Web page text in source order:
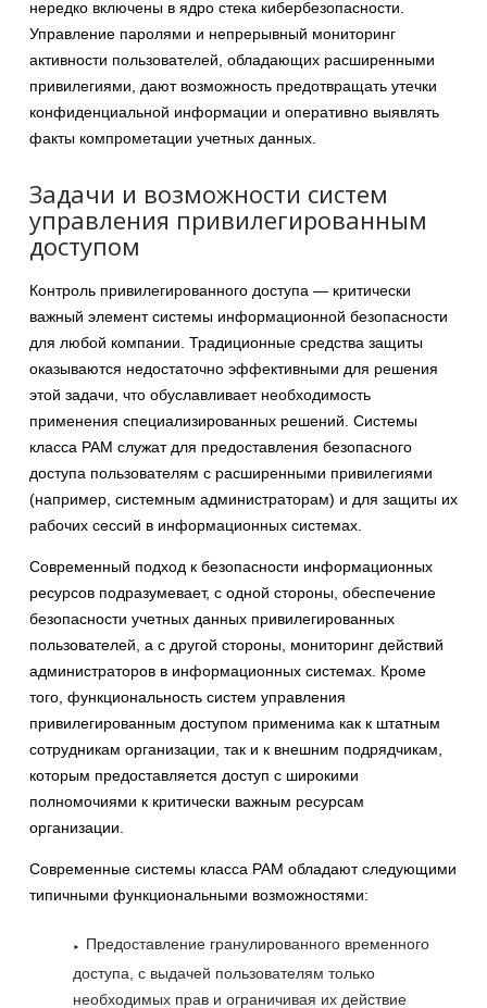
нередко включены в ядро стека кибербезопасности.
Управление паролями и непрерывный мониторинг
активности пользователей, обладающих расширенными
привилегиями, дают возможность предотвращать утечки
конфиденциальной информации и оперативно выявлять
факты компрометации учетных данных.
Задачи и возможности систем
управления привилегированным
доступом
Контроль привилегированного доступа — критически
важный элемент системы информационной безопасности
для любой компании. Традиционные средства защиты
оказываются недостаточно эффективными для решения
этой задачи, что обуславливает необходимость
применения специализированных решений. Системы
класса PAM служат для предоставления безопасного
доступа пользователям с расширенными привилегиями
(например, системным администраторам) и для защиты их
рабочих сессий в информационных системах.
Современный подход к безопасности информационных
ресурсов подразумевает, с одной стороны, обеспечение
безопасности учетных данных привилегированных
пользователей, а с другой стороны, мониторинг действий
администраторов в информационных системах. Кроме
того, функциональность систем управления
привилегированным доступом применима как к штатным
сотрудникам организации, так и к внешним подрядчикам,
которым предоставляется доступ с широкими
полномочиями к критически важным ресурсам
организации.
Современные системы класса PAM обладают следующими
типичными функциональными возможностями:
Предоставление гранулированного временного
доступа, с выдачей пользователям только
необходимых прав и ограничивая их действие